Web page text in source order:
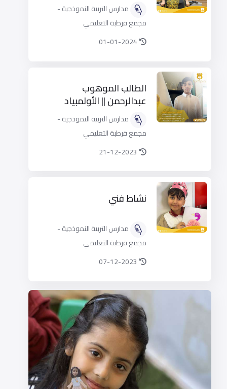
مدارس التربية النموذجية -
مجمع قرطبة التعليمي
01-01-2024
الطالب الموهوب
عبدالرحمن || الأولمبياد
الوطني للإبداع العلمي
مدارس التربية النموذجية -
مجمع قرطبة التعليمي
21-12-2023
نشاط فني
مدارس التربية النموذجية -
مجمع قرطبة التعليمي
07-12-2023